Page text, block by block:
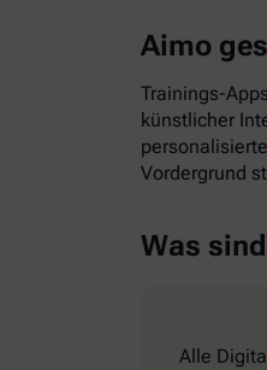
Aimo
Trainings-
künstlicher
Vordergrund
Was
Alle